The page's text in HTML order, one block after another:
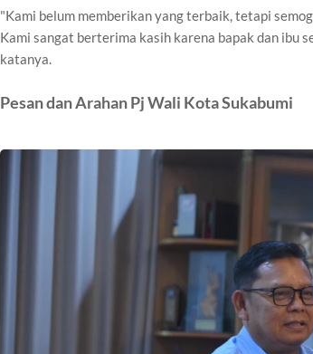
"Kami belum memberikan yang terbaik, tetapi
Kami sangat berterima kasih karena bapak dan ibu
katanya.
Pesan dan Arahan Pj Wali Kota Sukabumi